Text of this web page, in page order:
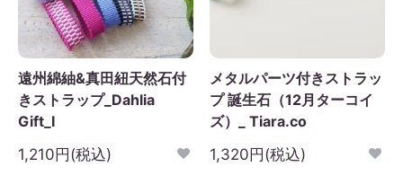
遠州綿紬&真田紐天然石付
きストラップ_Dahlia
Gift_I
1,210円(税込)
メタルパーツ付きストラッ
プ 誕生石（12月ターコイ
ズ）_ Tiara.co
1,320円(税込)